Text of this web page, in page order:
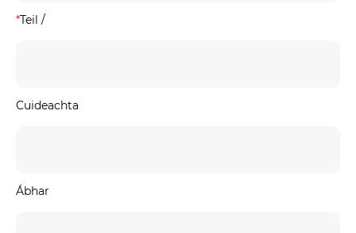
*Teil /
Cuideachta
Ábhar